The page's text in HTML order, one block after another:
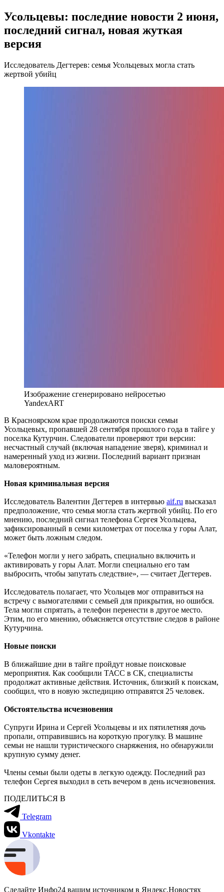
Усольцевы: последние новости 2 июня,
последний сигнал, новая жуткая
версия
Исследователь Дегтерев: семья Усольцевых могла стать
жертвой убийц
Изображение сгенерировано нейросетью
YandexART
В Красноярском крае продолжаются поиски семьи
Усольцевых, пропавшей 28 сентября прошлого года в тайге у
поселка Кутурчин. Следователи проверяют три версии:
несчастный случай (включая нападение зверя), криминал и
намеренный уход из жизни. Последний вариант признан
маловероятным.
Новая криминальная версия
Исследователь Валентин Дегтерев в интервью aif.ru высказал
предположение, что семья могла стать жертвой убийц. По его
мнению, последний сигнал телефона Сергея Усольцева,
зафиксированный в семи километрах от поселка у горы Алат,
может быть ложным следом.
«Телефон могли у него забрать, специально включить и
активировать у горы Алат. Могли специально его там
выбросить, чтобы запутать следствие», — считает Дегтерев.
Исследователь полагает, что Усольцев мог отправиться на
встречу с вымогателями с семьей для прикрытия, но ошибся.
Тела могли спрятать, а телефон перенести в другое место.
Этим, по его мнению, объясняется отсутствие следов в районе
Кутурчина.
Новые поиски
В ближайшие дни в тайге пройдут новые поисковые
мероприятия. Как сообщили ТАСС в СК, специалисты
продолжат активные действия. Источник, близкий к поискам,
сообщил, что в новую экспедицию отправятся 25 человек.
Обстоятельства исчезновения
Супруги Ирина и Сергей Усольцевы и их пятилетняя дочь
пропали, отправившись на короткую прогулку. В машине
семьи не нашли туристического снаряжения, но обнаружили
крупную сумму денег.
Члены семьи были одеты в легкую одежду. Последний раз
телефон Сергея выходил в сеть вечером в день исчезновения.
ПОДЕЛИТЬСЯ В
Telegram
Vkontakte
Сделайте Инфо24 вашим источником в Яндекс.Новостях